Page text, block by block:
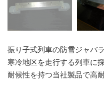
振り子式列車の防雪ジャバ
寒冷地区を走行する列車に
耐候性を持つ当社製品で高